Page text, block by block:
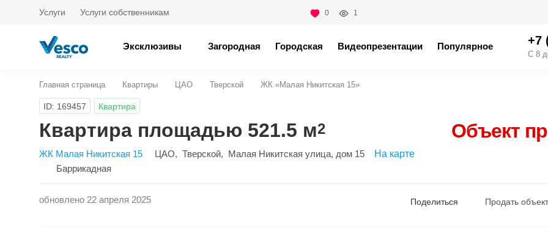
Услуги Услуги собственникам 0 1
Эксклюзивы Загородная Городская Видеопрезентации Популярное +7
С 8
Главная страница Квартиры ЦАО Тверской ЖК «Малая Никитская 15»
ID: 169457 Квартира
Квартира площадью 521.5 м2 Объект
ЖК Малая Никитская 15 ЦАО, Тверской, Малая Никитская улица, дом 15
На карте
Баррикадная
обновлено 22 апреля 2025 Поделиться Продать